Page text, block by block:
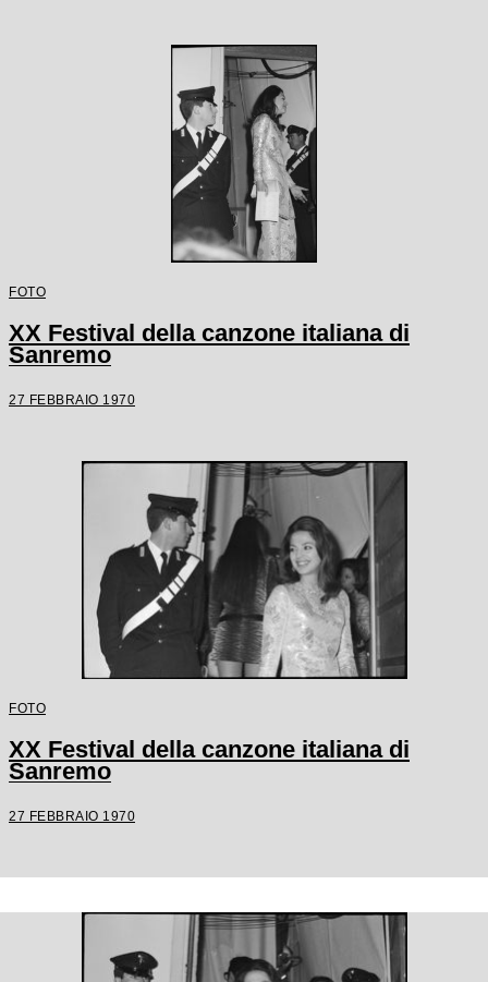
FOTO
XX Festival della canzone italiana di
Sanremo
27 FEBBRAIO 1970
FOTO
XX Festival della canzone italiana di
Sanremo
27 FEBBRAIO 1970